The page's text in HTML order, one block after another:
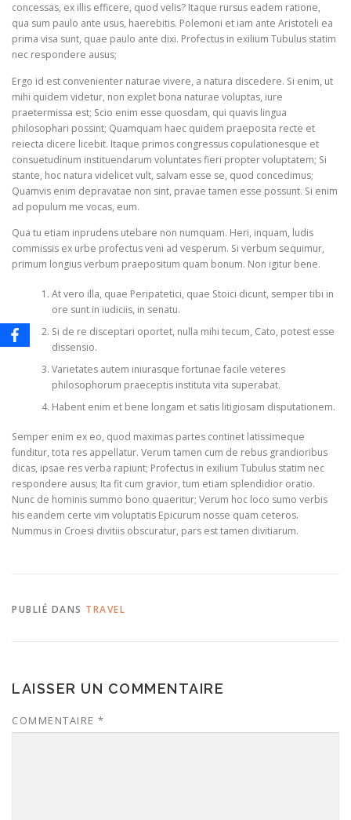
concessas, ex illis efficere, quod velis? Itaque rursus eadem ratione,
qua sum paulo ante usus, haerebitis. Polemoni et iam ante Aristoteli ea
prima visa sunt, quae paulo ante dixi. Profectus in exilium Tubulus statim
nec respondere ausus;
Ergo id est convenienter naturae vivere, a natura discedere. Si enim, ut
mihi quidem videtur, non explet bona naturae voluptas, iure
praetermissa est; Scio enim esse quosdam, qui quavis lingua
philosophari possint; Quamquam haec quidem praeposita recte et
reiecta dicere licebit. Itaque primos congressus copulationesque et
consuetudinum instituendarum voluntates fieri propter voluptatem; Si
stante, hoc natura videlicet vult, salvam esse se, quod concedimus;
Quamvis enim depravatae non sint, pravae tamen esse possunt. Si enim
ad populum me vocas, eum.
Qua tu etiam inprudens utebare non numquam. Heri, inquam, ludis
commissis ex urbe profectus veni ad vesperum. Si verbum sequimur,
primum longius verbum praepositum quam bonum. Non igitur bene.
At vero illa, quae Peripatetici, quae Stoici dicunt, semper tibi in
ore sunt in iudiciis, in senatu.
Si de re disceptari oportet, nulla mihi tecum, Cato, potest esse
dissensio.
Varietates autem iniurasque fortunae facile veteres
philosophorum praeceptis instituta vita superabat.
Habent enim et bene longam et satis litigiosam disputationem.
Semper enim ex eo, quod maximas partes continet latissimeque
funditur, tota res appellatur. Verum tamen cum de rebus grandioribus
dicas, ipsae res verba rapiunt; Profectus in exilium Tubulus statim nec
respondere ausus; Ita fit cum gravior, tum etiam splendidior oratio.
Nunc de hominis summo bono quaeritur; Verum hoc loco sumo verbis
his eandem certe vim voluptatis Epicurum nosse quam ceteros.
Nummus in Croesi divitiis obscuratur, pars est tamen divitiarum.
PUBLIÉ DANS TRAVEL
LAISSER UN COMMENTAIRE
COMMENTAIRE *